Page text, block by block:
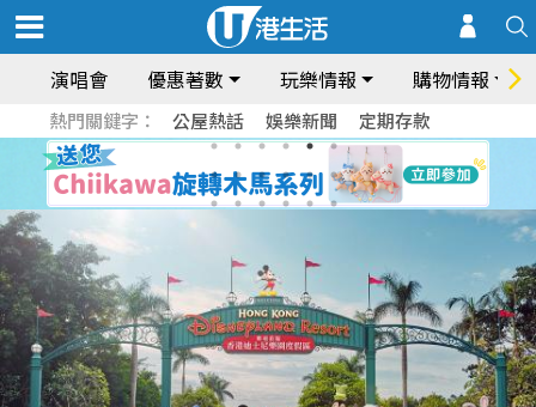
演唱會 優惠著數 玩樂情報 購物情報
熱門關鍵字： 公屋熱話 娛樂新聞 定期存款